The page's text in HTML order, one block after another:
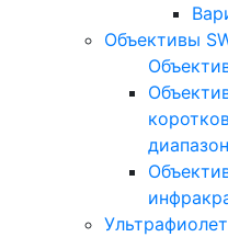
Объективы